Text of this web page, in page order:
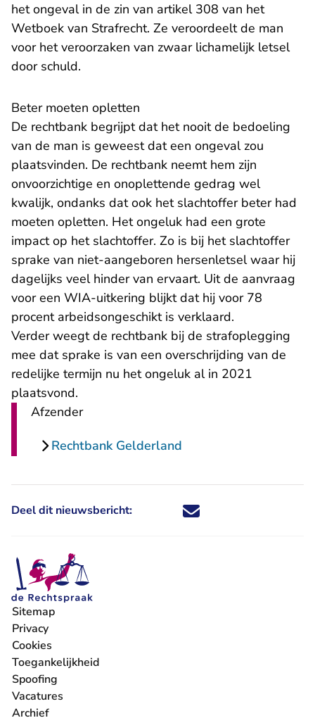
het ongeval in de zin van artikel 308 van het
Wetboek van Strafrecht. Ze veroordeelt de man
voor het veroorzaken van zwaar lichamelijk letsel
door schuld.
Beter moeten opletten
De rechtbank begrijpt dat het nooit de bedoeling
van de man is geweest dat een ongeval zou
plaatsvinden. De rechtbank neemt hem zijn
onvoorzichtige en onoplettende gedrag wel
kwalijk, ondanks dat ook het slachtoffer beter had
moeten opletten. Het ongeluk had een grote
impact op het slachtoffer. Zo is bij het slachtoffer
sprake van niet-aangeboren hersenletsel waar hij
dagelijks veel hinder van ervaart. Uit de aanvraag
voor een WIA-uitkering blijkt dat hij voor 78
procent arbeidsongeschikt is verklaard.
Verder weegt de rechtbank bij de strafoplegging
mee dat sprake is van een overschrijding van de
redelijke termijn nu het ongeluk al in 2021
plaatsvond.
Afzender
Rechtbank Gelderland
Deel dit nieuwsbericht: Deel dit nieuwsbericht via X -
Deel dit nieuwsbericht via
Deel dit nieuwsbericht
Deel dit
Sitemap
Privacy
Cookies
Toegankelijkheid
Spoofing
Vacatures
- U verlaat Rechtspraak.nl
Archief